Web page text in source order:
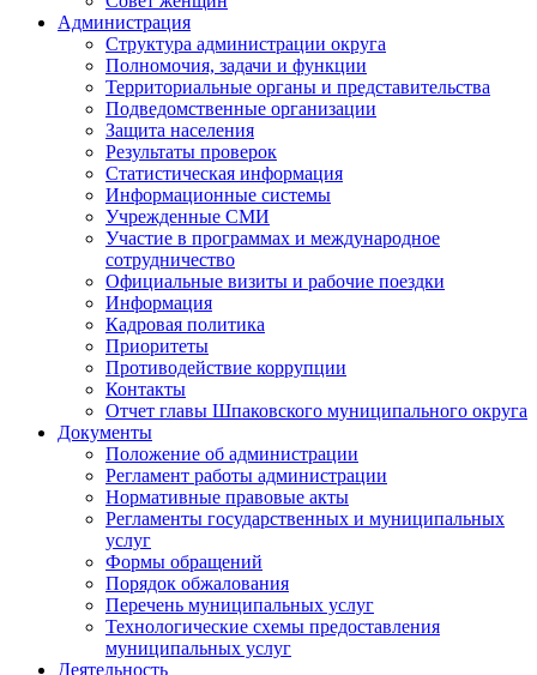
Администрация
Структура администрации округа
Полномочия, задачи и функции
Территориальные органы и представительства
Подведомственные организации
Защита населения
Результаты проверок
Статистическая информация
Информационные системы
Учрежденные СМИ
Участие в программах и международное
сотрудничество
Официальные визиты и рабочие поездки
Информация
Кадровая политика
Приоритеты
Противодействие коррупции
Контакты
Отчет главы Шпаковского муниципального округа
Документы
Положение об администрации
Регламент работы администрации
Нормативные правовые акты
Регламенты государственных и муниципальных
услуг
Формы обращений
Порядок обжалования
Перечень муниципальных услуг
Технологические схемы предоставления
муниципальных услуг
Деятельность